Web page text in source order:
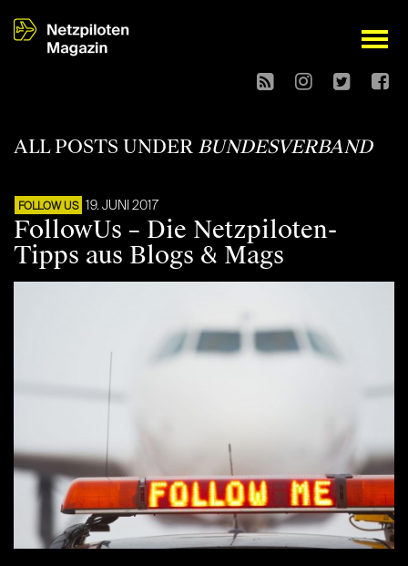
open
ALL POSTS UNDER BUNDESVERBAND
FOLLOW US 19. JUNI 2017
FollowUs – Die Netzpiloten-
Tipps aus Blogs & Mags